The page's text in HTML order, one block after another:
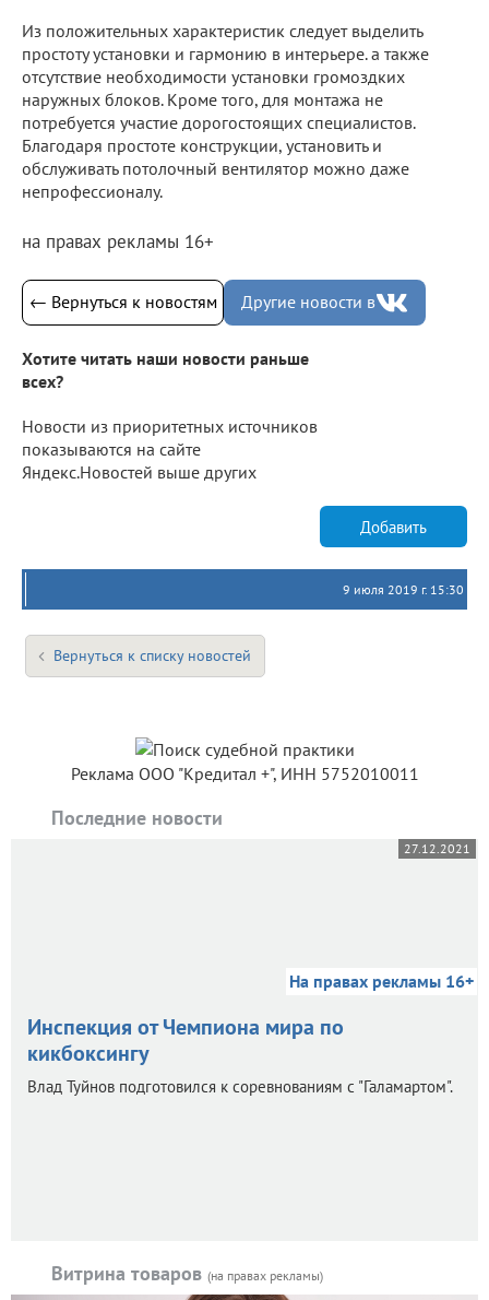
Из положительных характеристик следует выделить
простоту установки и гармонию в интерьере. а также
отсутствие необходимости установки громоздких
наружных блоков. Кроме того, для монтажа не
потребуется участие дорогостоящих специалистов.
Благодаря простоте конструкции, установить и
обслуживать потолочный вентилятор можно даже
непрофессионалу.
на правах рекламы 16+
← Вернуться к новостям Другие новости в
Хотите читать наши новости раньше
всех?
Новости из приоритетных источников
показываются на сайте
Яндекс.Новостей выше других
Добавить
9 июля 2019 г. 15:30
Вернуться к списку новостей
Реклама ООО "Кредитал +", ИНН 5752010011
Последние новости
27.12.2021
На правах рекламы 16+
Инспекция от Чемпиона мира по
кикбоксингу
Влад Туйнов подготовился к соревнованиям с "Галамартом".
Витрина товаров (на правах рекламы)